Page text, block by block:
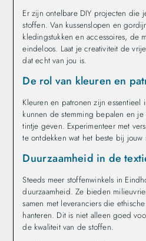
Er zijn ontelbare DIY projecten die
stoffen. Van kussenslopen en
kledingstukken en accessoires, de
eindeloos. Laat je creativiteit de
dat echt van jou is.
De rol van kleuren en
Kleuren en patronen zijn
kunnen de stemming bepalen en
tintje geven. Experimenteer met
te ontdekken wat het beste bij jouw
Duurzaamheid in de
Steeds meer stoffenwinkels in
duurzaamheid. Ze bieden
samen met leveranciers die
hanteren. Dit is niet alleen goed
de kwaliteit van de stoffen.